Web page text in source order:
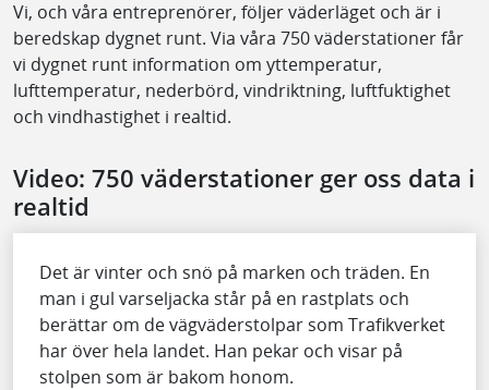
Vi, och våra entreprenörer, följer väderläget och är i
beredskap dygnet runt. Via våra 750 väderstationer får
vi dygnet runt information om yttemperatur,
lufttemperatur, nederbörd, vindriktning, luftfuktighet
och vindhastighet i realtid.
Video: 750 väderstationer ger oss data i
realtid
Det är vinter och snö på marken och träden. En
man i gul varseljacka står på en rastplats och
berättar om de vägväderstolpar som Trafikverket
har över hela landet. Han pekar och visar på
stolpen som är bakom honom.